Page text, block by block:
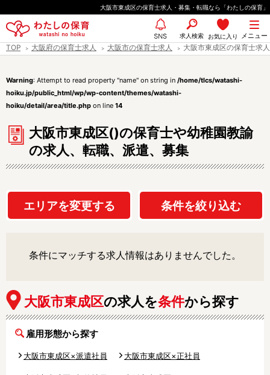
ー
の
頭
で
大阪市東成区の保育士求人・募集・転職なら「わたしの保育」
メニュー
お気に入り
求人検索
SNS
TOP 大阪府の保育士求人 大阪市の保育士求人 大阪市東成区の保育士求人
Warning: Attempt to read property "name" on string in /home/tlcs/watashi-
hoiku.jp/public_html/wp/wp-content/themes/watashi-
hoiku/detail/area/title.php on line 14
大阪市東成区()の保育士や幼稚園教諭
の求人、転職、派遣、募集
エリアを変更する 条件を絞り込む
条件にマッチする求人情報はありませんでした。
大阪市東成区の求人を条件から探す
雇用形態から探す
大阪市東成区×派遣社員 大阪市東成区×正社員
都道府県
エリア情報
雇用形態
職種
保育士
保育教諭
栄養士
調理師
保育事務
その他
施設形態